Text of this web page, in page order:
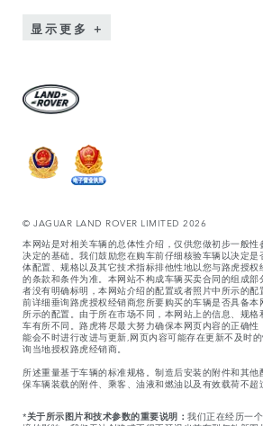
显示更多
© JAGUAR LAND ROVER LIMITED 2026
本网站是对相关车辆的总体性介绍，仅供您做初步一般
决定的基础。我们鼓励您在购车前仔细核验车辆以决定
体配置、规格以及其它技术指标排他性地以您与路虎授权
的条款和条件为准。本网站不构成车辆买卖合同的组成
者没有明确标明，本网站介绍的配置或者照片中所示的
前详细垂询路虎授权经销商您所要购买的车辆是否具备本
所示的配置。由于所在市场不同，本网站上的信息、规
车有所不同。路虎将尽最大努力确保本网页内容的正确
能会不时进行改进与更新,网页内容可能存在更新不及时
询当地授权路虎经销商。
所述重量基于车辆的标准规格。制造后安装的附件和其
保车辆装载的附件、乘客、油液和燃油以及有效载荷不超
*关于所示图片和技术参数的重要说明： 我们正在经历一